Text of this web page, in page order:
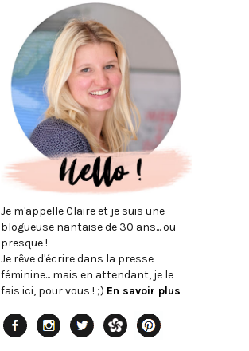
Je m'appelle Claire et je suis une
blogueuse nantaise de 30 ans... ou
presque !
Je rêve d'écrire dans la presse
féminine... mais en attendant, je le
fais ici, pour vous ! ;) En savoir plus